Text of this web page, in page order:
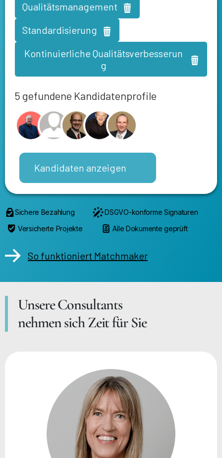
Qualitätsmanagement
Standardisierung
Kontinuierliche Qualitätsverbesserun
g
5 gefundene Kandidatenprofile
Kandidaten anzeigen
Sichere Bezahlung
DSGVO-konforme Signaturen
Versicherte Projekte
Alle Dokumente geprüft
So funktioniert Matchmaker
Unsere Consultants
nehmen sich Zeit für Sie